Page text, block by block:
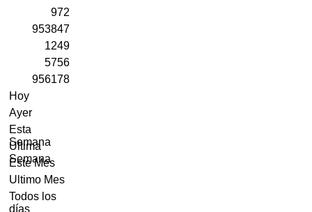
Hoy
Ayer
Esta
Semana
Ultima
Semana
Este Mes
Ultimo Mes
Todos los
días
972
953847
1249
5756
956178